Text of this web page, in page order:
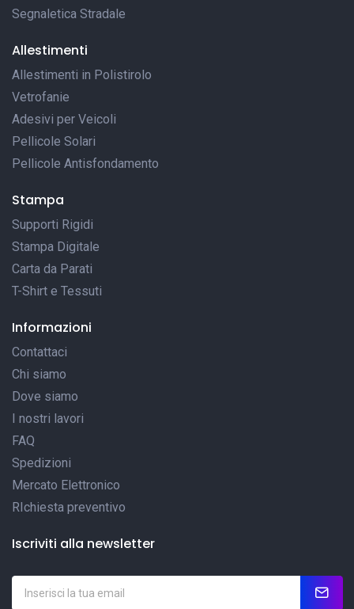
Segnaletica Stradale
Allestimenti
Allestimenti in Polistirolo
Vetrofanie
Adesivi per Veicoli
Pellicole Solari
Pellicole Antisfondamento
Stampa
Supporti Rigidi
Stampa Digitale
Carta da Parati
T-Shirt e Tessuti
Informazioni
Contattaci
Chi siamo
Dove siamo
I nostri lavori
FAQ
Spedizioni
Mercato Elettronico
RIchiesta preventivo
Iscriviti alla newsletter